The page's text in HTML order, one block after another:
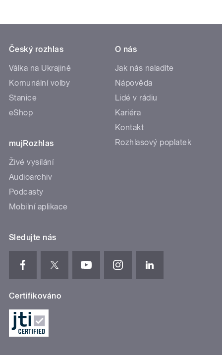
Český rozhlas
Válka na Ukrajině
Komunální volby
Stanice
eShop
mujRozhlas
Živé vysílání
Audioarchiv
Podcasty
Mobilní aplikace
O nás
Jak nás naladíte
Nápověda
Lidé v rádiu
Kariéra
Kontakt
Rozhlasový poplatek
Sledujte nás
Certifikováno